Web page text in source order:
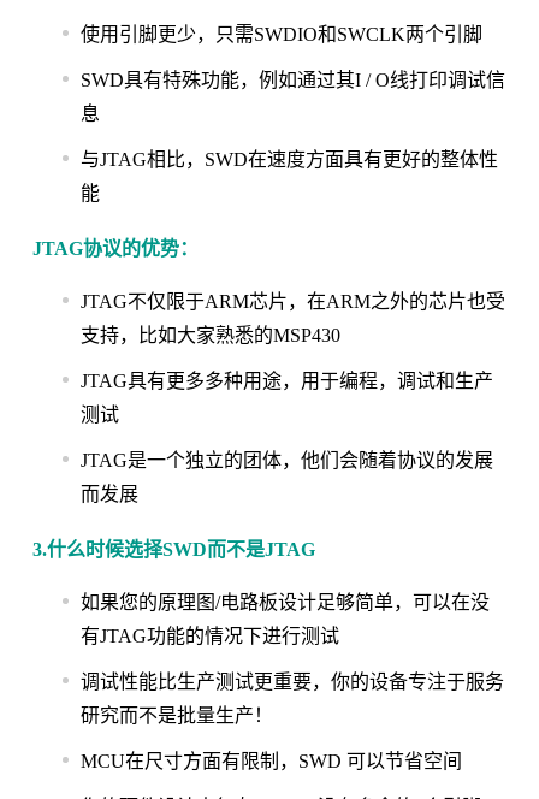
使用引脚更少，只需SWDIO和SWCLK两个引脚
SWD具有特殊功能，例如通过其I / O线打印调试信
息
与JTAG相比，SWD在速度方面具有更好的整体性
能
JTAG协议的优势：
JTAG不仅限于ARM芯片，在ARM之外的芯片也受
支持，比如大家熟悉的MSP430
JTAG具有更多多种用途，用于编程，调试和生产
测试
JTAG是一个独立的团体，他们会随着协议的发展
而发展
3.什么时候选择SWD而不是JTAG
如果您的原理图/电路板设计足够简单，可以在没
有JTAG功能的情况下进行测试
调试性能比生产测试更重要，你的设备专注于服务
研究而不是批量生产！
MCU在尺寸方面有限制，SWD 可以节省空间